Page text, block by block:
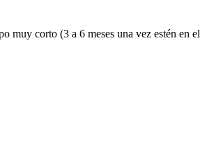
muy corto (3 a 6 meses una vez estén en el